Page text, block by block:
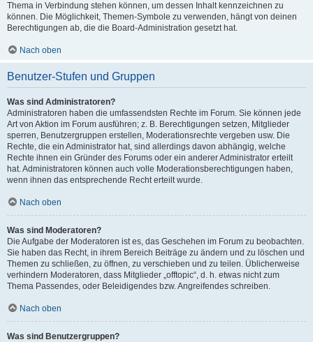
Thema in Verbindung stehen können, um dessen Inhalt kennzeichnen zu
können. Die Möglichkeit, Themen-Symbole zu verwenden, hängt von deinen
Berechtigungen ab, die die Board-Administration gesetzt hat.
Nach oben
Benutzer-Stufen und Gruppen
Was sind Administratoren?
Administratoren haben die umfassendsten Rechte im Forum. Sie können jede
Art von Aktion im Forum ausführen; z. B. Berechtigungen setzen, Mitglieder
sperren, Benutzergruppen erstellen, Moderationsrechte vergeben usw. Die
Rechte, die ein Administrator hat, sind allerdings davon abhängig, welche
Rechte ihnen ein Gründer des Forums oder ein anderer Administrator erteilt
hat. Administratoren können auch volle Moderationsberechtigungen haben,
wenn ihnen das entsprechende Recht erteilt wurde.
Nach oben
Was sind Moderatoren?
Die Aufgabe der Moderatoren ist es, das Geschehen im Forum zu beobachten.
Sie haben das Recht, in ihrem Bereich Beiträge zu ändern und zu löschen und
Themen zu schließen, zu öffnen, zu verschieben und zu teilen. Üblicherweise
verhindern Moderatoren, dass Mitglieder „offtopic“, d. h. etwas nicht zum
Thema Passendes, oder Beleidigendes bzw. Angreifendes schreiben.
Nach oben
Was sind Benutzergruppen?